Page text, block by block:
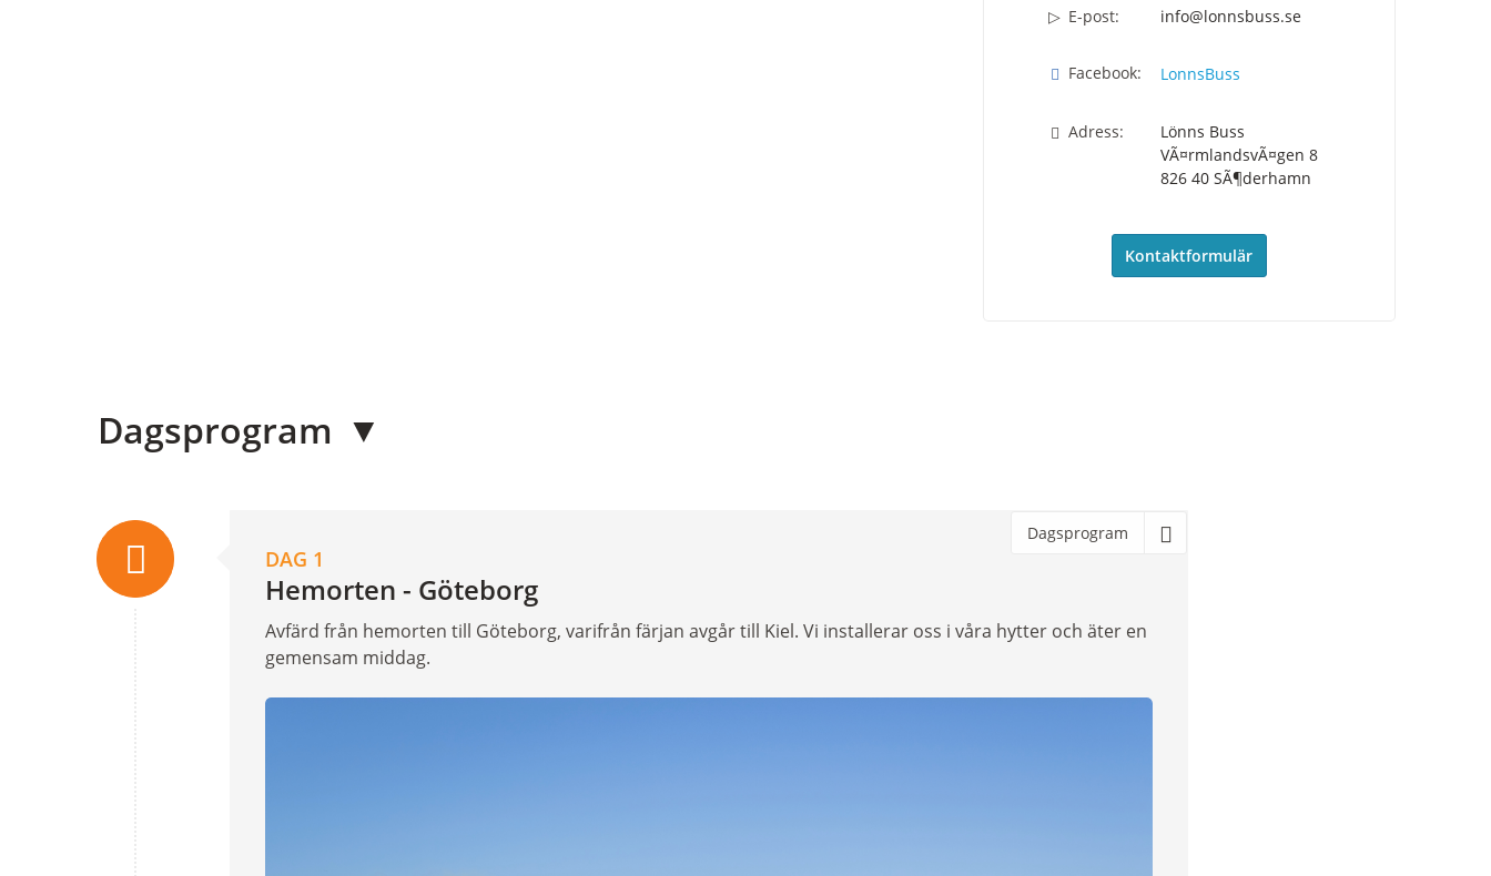
E-post: info@lonnsbuss.se
Facebook: LonnsBuss
Adress:
Lönns Buss
VÃ¤rmlandsvÃ¤gen 8
826 40 SÃ¶derhamn
Kontaktformulär
Dagsprogram
Dagsprogram
DAG 1
Hemorten - Göteborg
Avfärd från hemorten till Göteborg, varifrån färjan avgår till Kiel. Vi installerar oss i våra hytter och äter en
gemensam middag.